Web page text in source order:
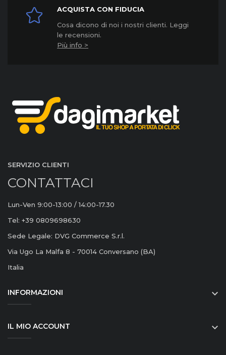
ACQUISTA CON FIDUCIA
Cosa dicono di noi i nostri clienti. Leggi
le recensioni.
Più info >
SERVIZIO CLIENTI
CONTATTACI
Lun-Ven 9:00-13:00 / 14:00-17.30
Tel: +39 0809698630
Sede Legale: DVG Commerce S.r.l.
Via Ugo La Malfa 8 - 70014 Conversano (BA)
Italia
INFORMAZIONI 
IL MIO ACCOUNT 